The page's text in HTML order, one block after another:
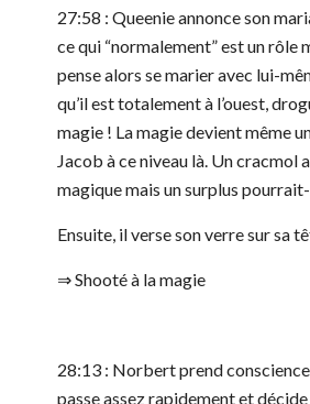
27:58 : Queenie annonce son
ce qui “normalement” est un rôle
pense alors se marier avec lui-
qu’il est totalement à l’ouest,
magie ! La magie devient même
Jacob à ce niveau là. Un cracmol
magique mais un surplus pourrait-
Ensuite, il verse son verre sur sa
⇒ Shooté à la magie
28:13 : Norbert prend conscience
passe assez rapidement et